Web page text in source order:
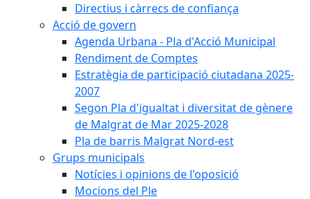
Directius i càrrecs de confiança
Acció de govern
Agenda Urbana - Pla d'Acció Municipal
Rendiment de Comptes
Estratègia de participació ciutadana 2025-
2007
Segon Pla d'igualtat i diversitat de gènere
de Malgrat de Mar 2025-2028
Pla de barris Malgrat Nord-est
Grups municipals
Notícies i opinions de l'oposició
Mocions del Ple